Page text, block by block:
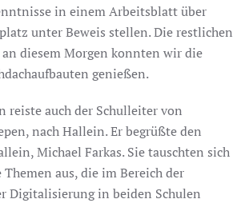
in einem Arbeitsblatt über
unter Beweis stellen. Die restlichen
diesem Morgen konnten wir die
genießen.
reiste auch der Schulleiter von
nach Hallein. Er begrüßte den
Michael Farkas. Sie tauschten sich
Themen aus, die im Bereich der
Digitalisierung in beiden Schulen